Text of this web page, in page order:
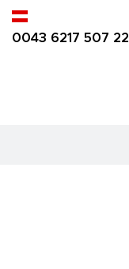
0043 6217 507 22